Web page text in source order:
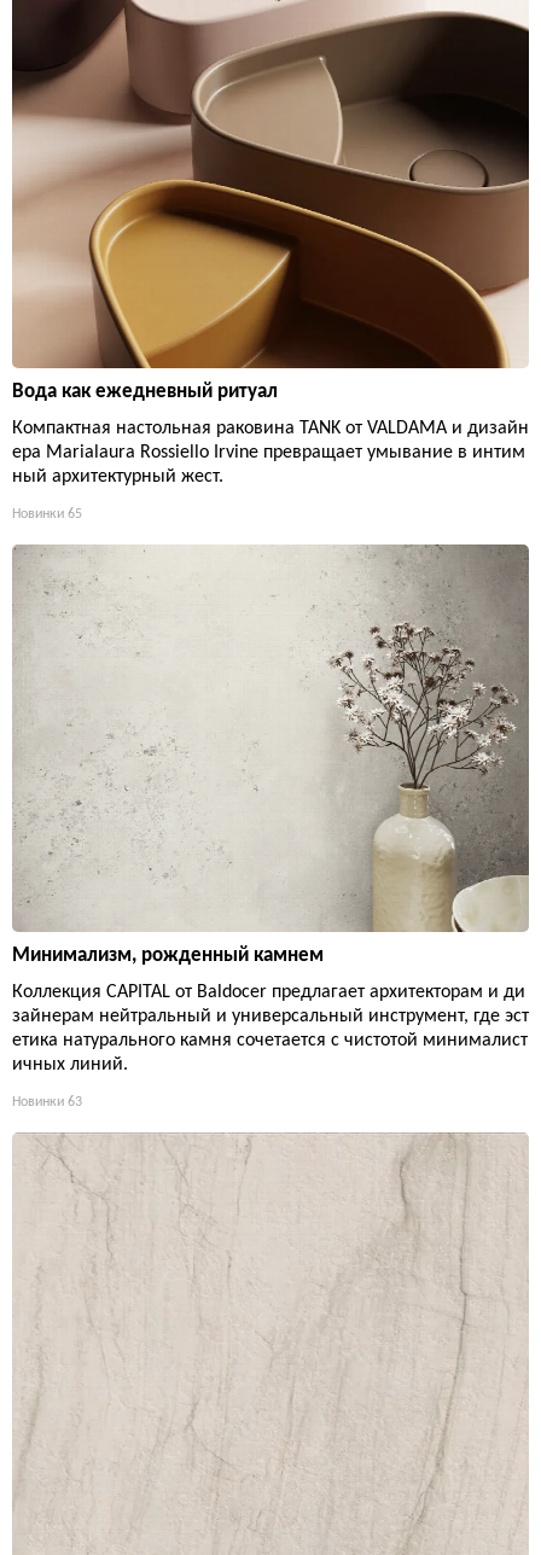
Вода как ежедневный ритуал
Компактная настольная раковина TANK от VALDAMA и дизайн
ера Marialaura Rossiello Irvine превращает умывание в интим
ный архитектурный жест.
Новинки 65
Минимализм, рожденный камнем
Коллекция CAPITAL от Baldocer предлагает архитекторам и ди
зайнерам нейтральный и универсальный инструмент, где эст
етика натурального камня сочетается с чистотой минималист
ичных линий.
Новинки 63